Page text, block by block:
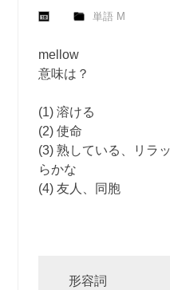
単語 M
mellow
意味は？
(1) 溶ける
(2) 使命
(3) 熟している、リラ
らかな
(4) 友人、同胞
形容詞